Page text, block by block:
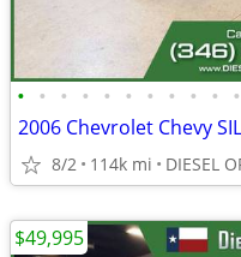
• • • • • • • • • • •
8/2 114k mi DIESEL
$49,995